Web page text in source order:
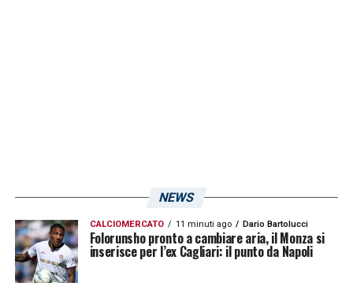
NEWS
CALCIOMERCATO 11 minuti ago Dario Bartolucci
Folorunsho pronto a cambiare aria, il Monza si
inserisce per l’ex Cagliari: il punto da Napoli